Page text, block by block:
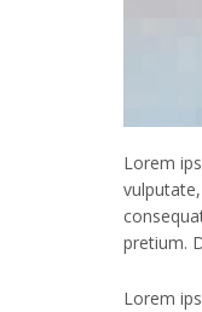
Lorem
pretium.
Lorem